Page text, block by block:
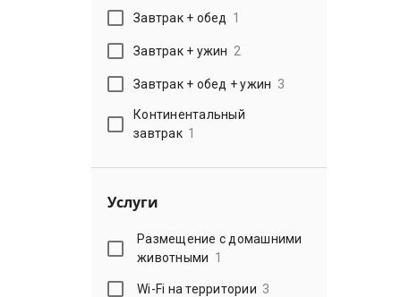
Завтрак + обед 1
Завтрак + ужин 2
Завтрак + обед + ужин 3
Континентальный
завтрак 1
Услуги
Размещение с домашними
животными 1
Wi-Fi на территории 3